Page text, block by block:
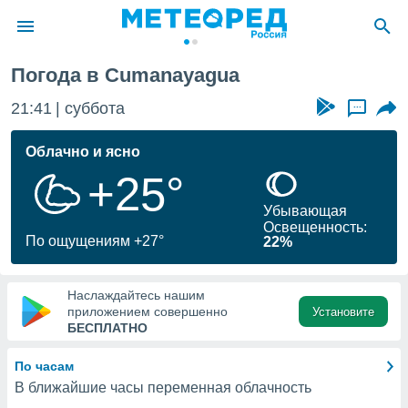
о
Вы можете
к этому
доступ
Погода в Cumanayagua
21:41 суббота ...
Облачно и ясно
+25°
По ощущениям +27°
Убывающая
Освещенность:
22%
Наслаждайтесь нашим
приложением совершенно
БЕСПЛАТНО
Установите
По часам
В ближайшие часы переменная облачность